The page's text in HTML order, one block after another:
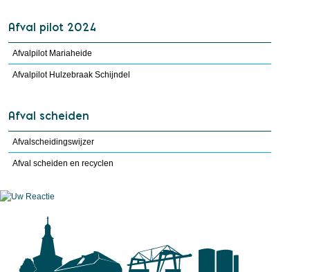
Afval pilot 2024
Afvalpilot Mariaheide
Afvalpilot Hulzebraak Schijndel
Afval scheiden
Afvalscheidingswijzer
Afval scheiden en recyclen